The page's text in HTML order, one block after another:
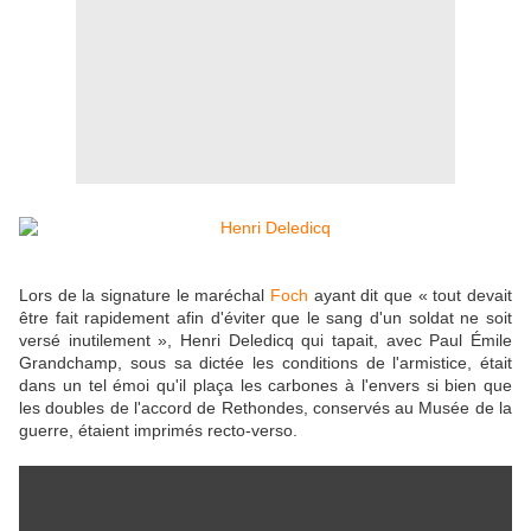
Lors de la signature le maréchal Foch ayant dit que « tout devait
être fait rapidement afin d'éviter que le sang d'un soldat ne soit
versé inutilement », Henri Deledicq qui tapait, avec Paul Émile
Grandchamp, sous sa dictée les conditions de l'armistice, était
dans un tel émoi qu'il plaça les carbones à l'envers si bien que
les doubles de l'accord de Rethondes, conservés au Musée de la
guerre, étaient imprimés recto-verso.